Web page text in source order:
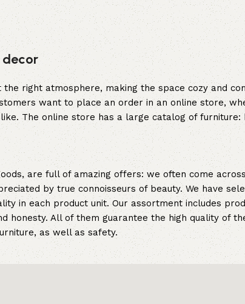
decor
right atmosphere, making the space cozy and
want to place an order in an online store,
The online store has a large catalog of
are full of amazing offers: we often come
by true connoisseurs of beauty. We have
in each product unit. Our assortment includes
honesty. All of them guarantee the high quality of
as well as safety.